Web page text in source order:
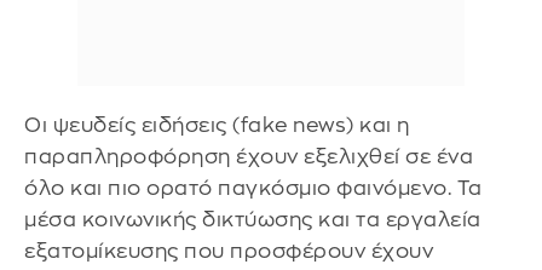
Οι ψευδείς ειδήσεις (fake news) και η
παραπληροφόρηση έχουν εξελιχθεί σε ένα
όλο και πιο ορατό παγκόσμιο φαινόμενο. Τα
μέσα κοινωνικής δικτύωσης και τα εργαλεία
εξατομίκευσης που προσφέρουν έχουν